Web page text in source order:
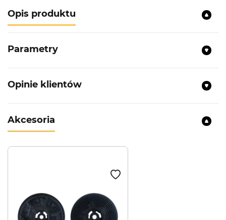
Opis produktu
Parametry
Opinie klientów
Akcesoria